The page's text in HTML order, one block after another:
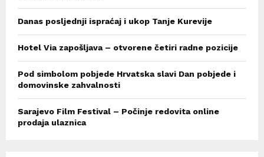
Danas posljednji ispraćaj i ukop Tanje Kurevije
Hotel Via zapošljava – otvorene četiri radne pozicije
Pod simbolom pobjede Hrvatska slavi Dan pobjede i
domovinske zahvalnosti
Sarajevo Film Festival – Počinje redovita online
prodaja ulaznica